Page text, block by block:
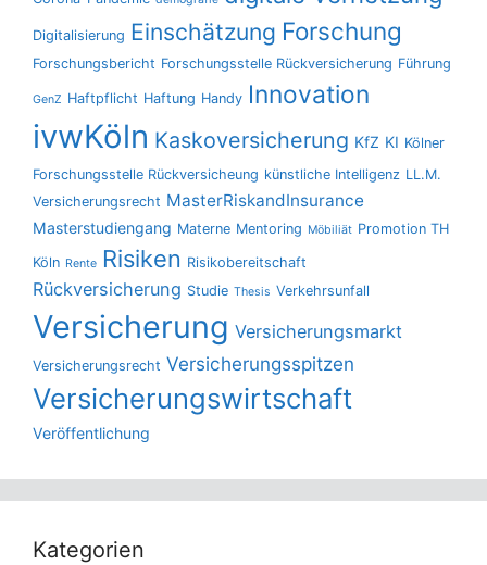
Digitalisierung Einschätzung Forschung
Forschungsbericht Forschungsstelle Rückversicherung Führung
GenZ Haftpflicht Haftung Handy Innovation
ivwKöln Kaskoversicherung KfZ KI Kölner
Forschungsstelle Rückversicheung künstliche Intelligenz LL.M.
Versicherungsrecht MasterRiskandInsurance
Masterstudiengang Materne Mentoring Möbiliät Promotion TH
Köln Rente Risiken Risikobereitschaft
Rückversicherung Studie Thesis Verkehrsunfall
Versicherung Versicherungsmarkt
Versicherungsrecht Versicherungsspitzen
Versicherungswirtschaft
Veröffentlichung
Kategorien